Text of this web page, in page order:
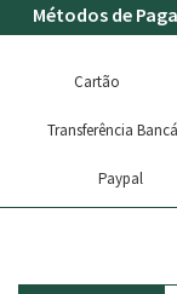
Métodos de
Cartão
Transferência
Paypal